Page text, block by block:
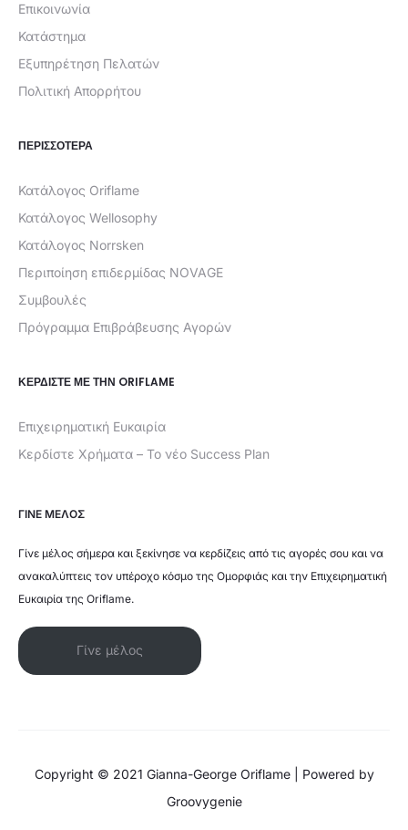
Επικοινωνία
Κατάστημα
Εξυπηρέτηση Πελατών
Πολιτική Απορρήτου
ΠΕΡΙΣΣΟΤΕΡΑ
Κατάλογος Oriflame
Κατάλογος Wellosophy
Κατάλογος Norrsken
Περιποίηση επιδερμίδας NOVAGE
Συμβουλές
Πρόγραμμα Επιβράβευσης Αγορών
ΚΕΡΔΊΣΤΕ ΜΕ ΤΗΝ ORIFLAME
Επιχειρηματική Ευκαιρία
Κερδίστε Χρήματα – Το νέο Success Plan
ΓΙΝΕ ΜΕΛΟΣ
Γίνε μέλος σήμερα και ξεκίνησε να κερδίζεις από τις αγορές σου και να
ανακαλύπτεις τον υπέροχο κόσμο της Ομορφιάς και την Επιχειρηματική
Ευκαιρία της Oriflame.
Γίνε μέλος
Copyright © 2021 Gianna-George Oriflame | Powered by
Groovygenie